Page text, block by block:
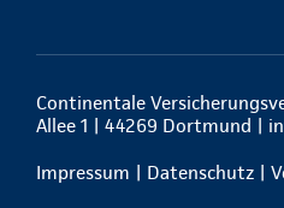
Continentale
Allee 1 | 44269 Dortmund |
Impressum | Datenschutz |